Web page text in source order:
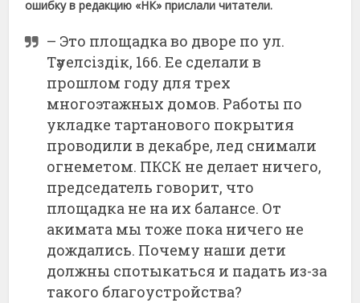
ошибку в редакцию «НК» прислали читатели.
– Это площадка во дворе по ул.
Тәуелсіздік, 166. Ее сделали в
прошлом году для трех
многоэтажных домов. Работы по
укладке тартанового покрытия
проводили в декабре, лед снимали
огнеметом. ПКСК не делает ничего,
председатель говорит, что
площадка не на их балансе. От
акимата мы тоже пока ничего не
дождались. Почему наши дети
должны спотыкаться и падать из-за
такого благоустройства?